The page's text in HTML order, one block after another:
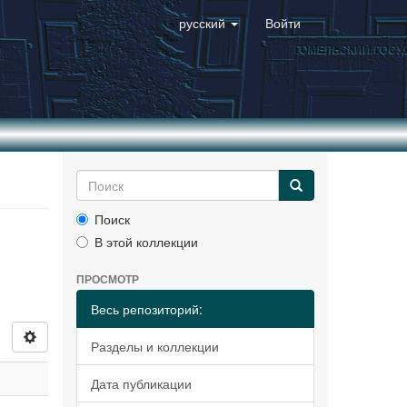
русский Войти
Поиск
В этой коллекции
ПРОСМОТР
Весь репозиторий:
Разделы и коллекции
Дата публикации